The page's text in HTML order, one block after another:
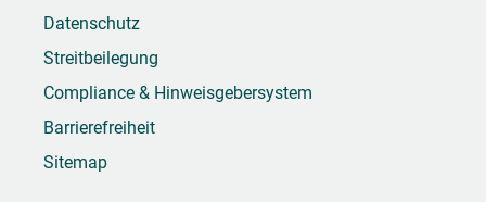
Datenschutz
Streitbeilegung
Compliance & Hinweisgebersystem
Barrierefreiheit
Sitemap